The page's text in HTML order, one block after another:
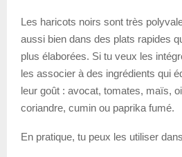
Les haricots noirs sont très
aussi bien dans des plats rapides
plus élaborées. Si tu veux les
les associer à des ingrédients qui
leur goût : avocat, tomates, maïs,
coriandre, cumin ou paprika fumé.
En pratique, tu peux les utiliser